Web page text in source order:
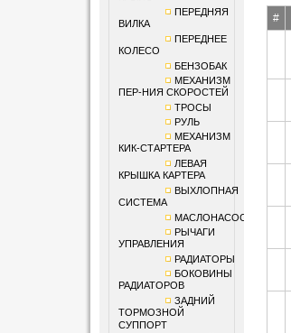
ПЕРЕДНЯЯ
ВИЛКА
ПЕРЕДНЕЕ
КОЛЕСО
БЕНЗОБАК
МЕХАНИЗМ
ПЕР-НИЯ СКОРОСТЕЙ
ТРОСЫ
РУЛЬ
МЕХАНИЗМ
КИК-СТАРТЕРА
ЛЕВАЯ
КРЫШКА КАРТЕРА
ВЫХЛОПНАЯ
СИСТЕМА
МАСЛОНАСОС
РЫЧАГИ
УПРАВЛЕНИЯ
РАДИАТОРЫ
БОКОВИНЫ
РАДИАТОРОВ
ЗАДНИЙ
ТОРМОЗНОЙ
СУППОРТ
#